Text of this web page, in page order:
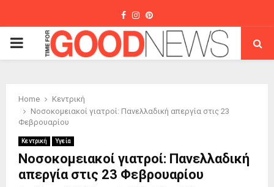
Facebook
Instagram
Pinterest
PRIMARY
Home
Κεντρική
Νοσοκομειακοί γιατροί: Πανελλαδική απεργία στις 23
Φεβρουαρίου
Κεντρική Υγεία
Νοσοκομειακοί γιατροί: Πανελλαδική
απεργία στις 23 Φεβρουαρίου